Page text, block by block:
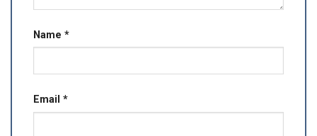
Name *
Email *